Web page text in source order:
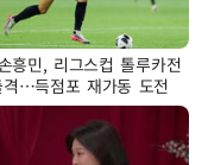
흥민, 리그스컵 톨루카전
…득점포 재가동 도전